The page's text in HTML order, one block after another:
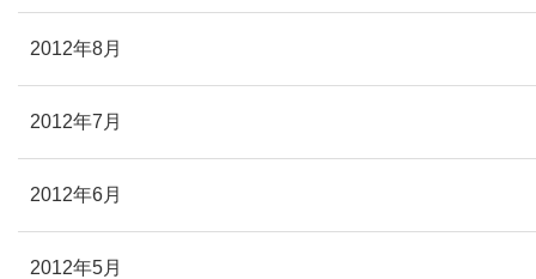
2012年8月
2012年7月
2012年6月
2012年5月